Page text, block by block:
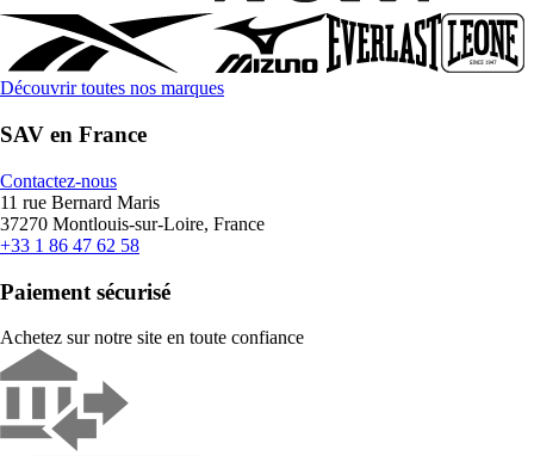
Découvrir toutes nos marques
SAV en France
Contactez-nous
11 rue Bernard Maris
37270 Montlouis-sur-Loire, France
+33 1 86 47 62 58
Paiement sécurisé
Achetez sur notre site en toute confiance